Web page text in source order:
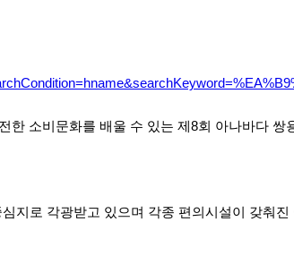
소비문화를 배울 수 있는 제8회 아나바다
로 각광받고 있으며 각종 편의시설이 갖춰